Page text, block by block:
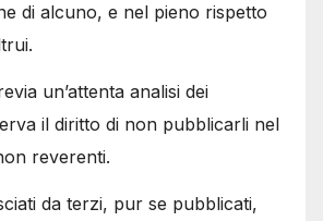
di alcuno, e nel pieno rispetto
un’attenta analisi dei
il diritto di non pubblicarli nel
reverenti.
da terzi, pur se pubblicati,